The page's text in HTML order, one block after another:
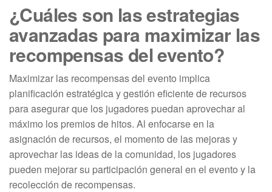
¿Cuáles son las estrategias
avanzadas para maximizar las
recompensas del evento?
Maximizar las recompensas del evento implica
planificación estratégica y gestión eficiente de recursos
para asegurar que los jugadores puedan aprovechar al
máximo los premios de hitos. Al enfocarse en la
asignación de recursos, el momento de las mejoras y
aprovechar las ideas de la comunidad, los jugadores
pueden mejorar su participación general en el evento y la
recolección de recompensas.